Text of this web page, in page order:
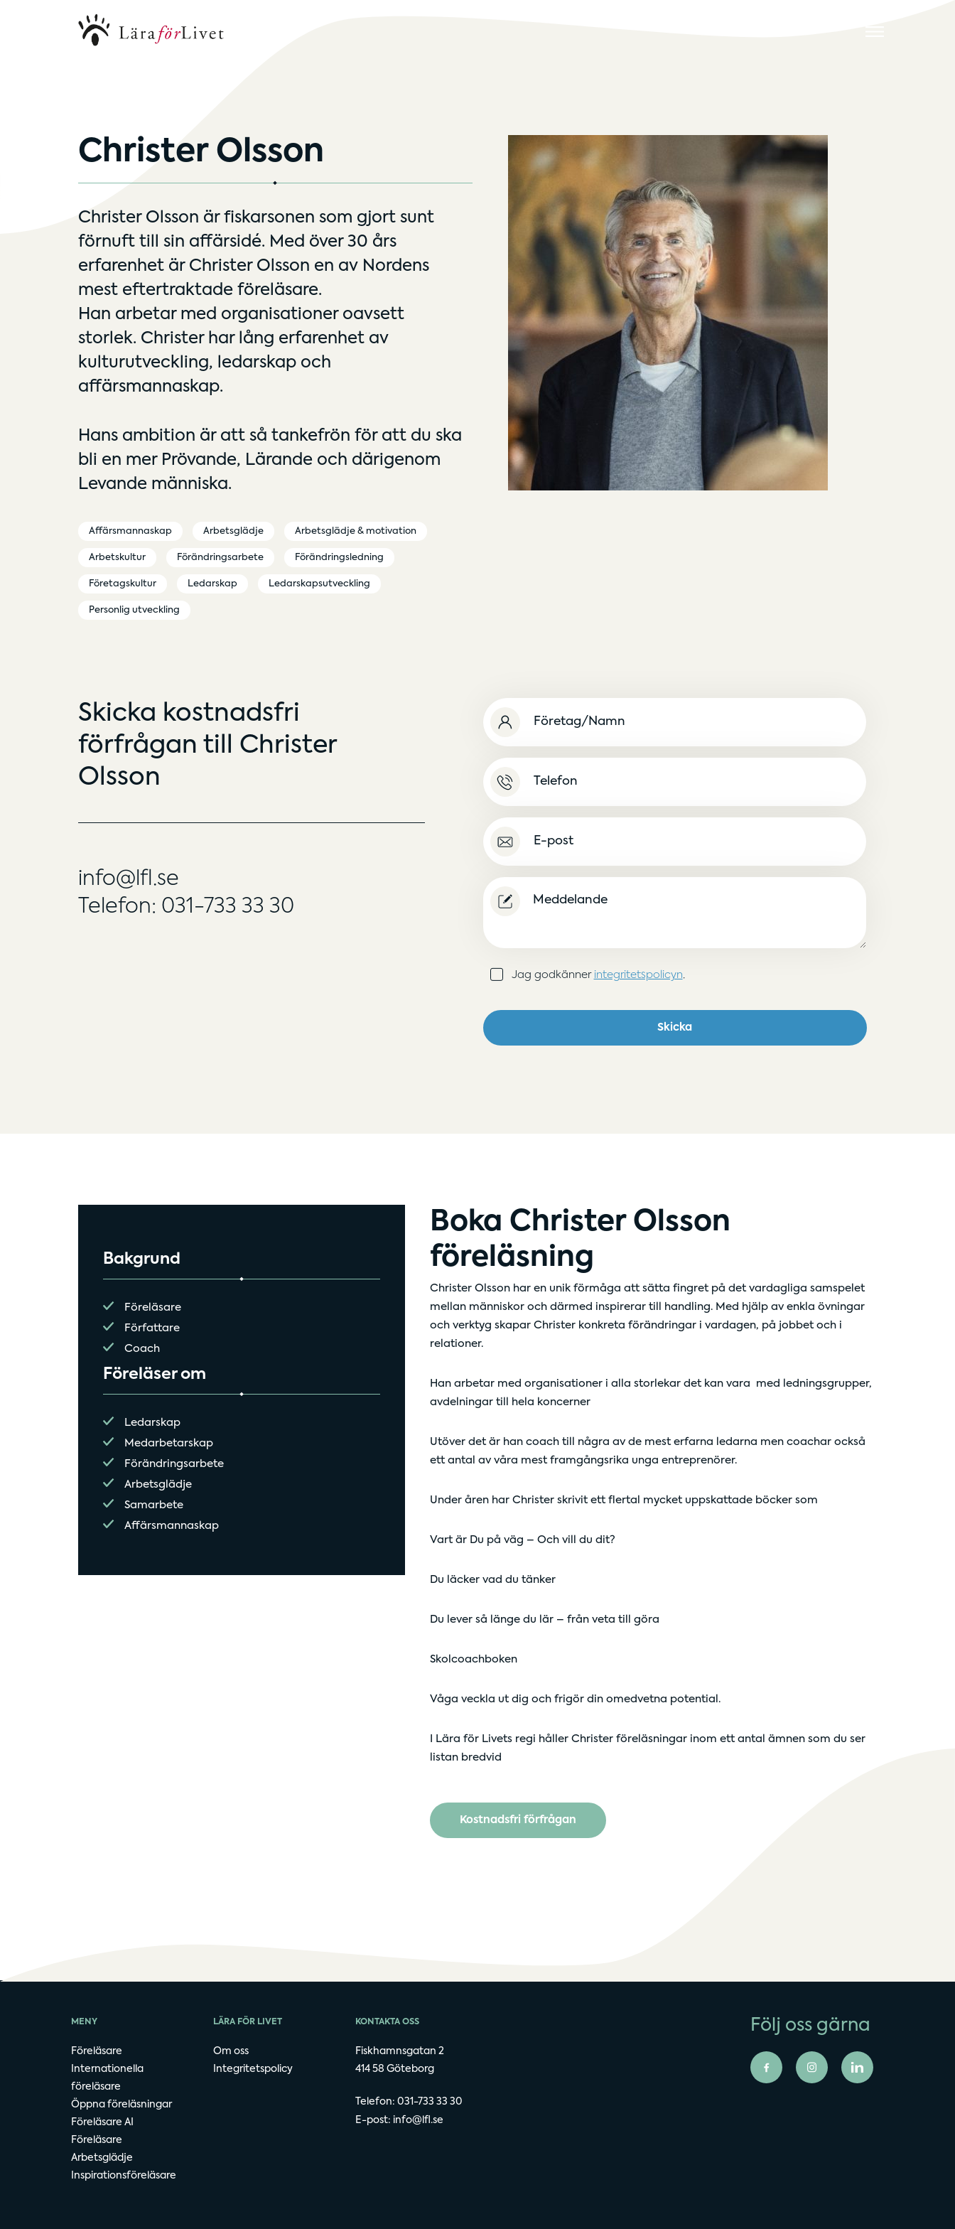
Christer Olsson
Christer Olsson är fiskarsonen som gjort sunt
förnuft till sin affärsidé. Med över 30 års
erfarenhet är Christer Olsson en av Nordens
mest eftertraktade föreläsare.
Han arbetar med organisationer oavsett
storlek. Christer har lång erfarenhet av
kulturutveckling, ledarskap och
affärsmannaskap.
Hans ambition är att så tankefrön för att du ska
bli en mer Prövande, Lärande och därigenom
Levande människa.
Affärsmannaskap Arbetsglädje Arbetsglädje & motivation
Arbetskultur Förändringsarbete Förändringsledning
Företagskultur Ledarskap Ledarskapsutveckling
Personlig utveckling
Skicka kostnadsfri
förfrågan till Christer
Olsson
info@lfl.se
Telefon: 031-733 33 30
Namn
(Obligatoriskt)
Namnlös
E-
post
(Obligatoriskt)
Meddelande
Samtycke
Jag godkänner integritetspolicyn.
Skicka
Bakgrund
Föreläsare
Författare
Coach
Föreläser om
Ledarskap
Medarbetarskap
Förändringsarbete
Arbetsglädje
Samarbete
Affärsmannaskap
Boka Christer Olsson
föreläsning
Christer Olsson har en unik förmåga att sätta fingret på det vardagliga samspelet
mellan människor och därmed inspirerar till handling. Med hjälp av enkla övningar
och verktyg skapar Christer konkreta förändringar i vardagen, på jobbet och i
relationer.
Han arbetar med organisationer i alla storlekar det kan vara med ledningsgrupper,
avdelningar till hela koncerner
Utöver det är han coach till några av de mest erfarna ledarna men coachar också
ett antal av våra mest framgångsrika unga entreprenörer.
Under åren har Christer skrivit ett flertal mycket uppskattade böcker som
Vart är Du på väg – Och vill du dit?
Du läcker vad du tänker
Du lever så länge du lär – från veta till göra
Skolcoachboken
Våga veckla ut dig och frigör din omedvetna potential.
I Lära för Livets regi håller Christer föreläsningar inom ett antal ämnen som du ser
listan bredvid
Kostnadsfri förfrågan
MENY
Föreläsare
Internationella
föreläsare
Öppna föreläsningar
Föreläsare AI
Föreläsare
Arbetsglädje
Inspirationsföreläsare
LÄRA FÖR LIVET
Om oss
Integritetspolicy
KONTAKTA OSS
Fiskhamnsgatan 2
414 58 Göteborg
Telefon: 031-733 33 30
E-post: info@lfl.se
Följ oss gärna